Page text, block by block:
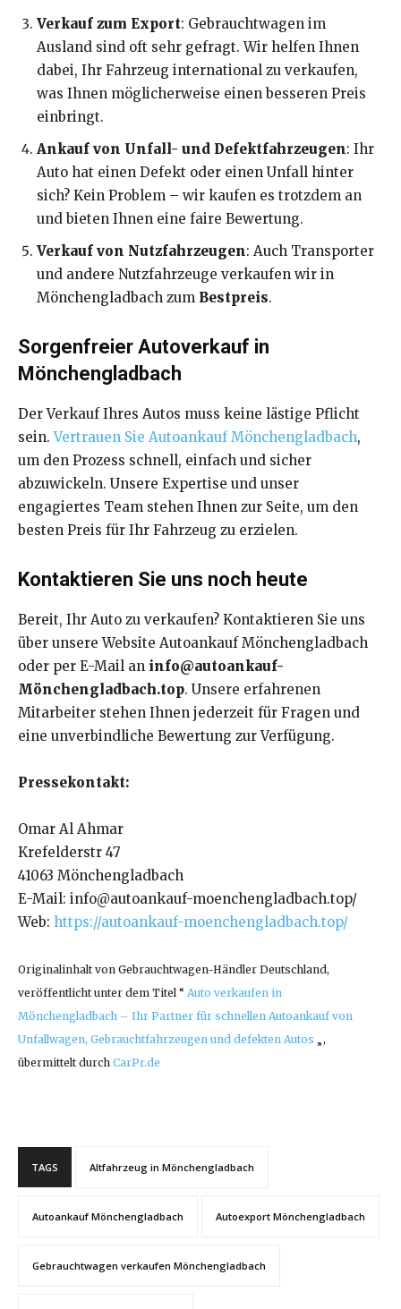
Verkauf zum Export: Gebrauchtwagen im
Ausland sind oft sehr gefragt. Wir helfen Ihnen
dabei, Ihr Fahrzeug international zu verkaufen,
was Ihnen möglicherweise einen besseren Preis
einbringt.
Ankauf von Unfall- und Defektfahrzeugen: Ihr
Auto hat einen Defekt oder einen Unfall hinter
sich? Kein Problem – wir kaufen es trotzdem an
und bieten Ihnen eine faire Bewertung.
Verkauf von Nutzfahrzeugen: Auch Transporter
und andere Nutzfahrzeuge verkaufen wir in
Mönchengladbach zum Bestpreis.
Sorgenfreier Autoverkauf in
Mönchengladbach
Der Verkauf Ihres Autos muss keine lästige Pflicht
sein.Vertrauen Sie Autoankauf Mönchengladbach,
um den Prozess schnell, einfach und sicher
abzuwickeln. Unsere Expertise und unser
engagiertes Team stehen Ihnen zur Seite, um den
besten Preis für Ihr Fahrzeug zu erzielen.
Kontaktieren Sie uns noch heute
Bereit, Ihr Auto zu verkaufen? Kontaktieren Sie uns
über unsere Website Autoankauf Mönchengladbach
oder per E-Mail an info@autoankauf-
Mönchengladbach.top. Unsere erfahrenen
Mitarbeiter stehen Ihnen jederzeit für Fragen und
eine unverbindliche Bewertung zur Verfügung.
Pressekontakt:
Omar Al Ahmar
Krefelderstr 47
41063 Mönchengladbach
E-Mail: info@autoankauf-moenchengladbach.top/
Web: https://autoankauf-moenchengladbach.top/
Originalinhalt von Gebrauchtwagen-Händler Deutschland,
veröffentlicht unter dem Titel “ Auto verkaufen in
Mönchengladbach – Ihr Partner für schnellen Autoankauf von
Unfallwagen, Gebrauchtfahrzeugen und defekten Autos „,
übermittelt durch CarPr.de
TAGS Altfahrzeug in Mönchengladbach
Autoankauf Mönchengladbach Autoexport Mönchengladbach
Gebrauchtwagen verkaufen Mönchengladbach